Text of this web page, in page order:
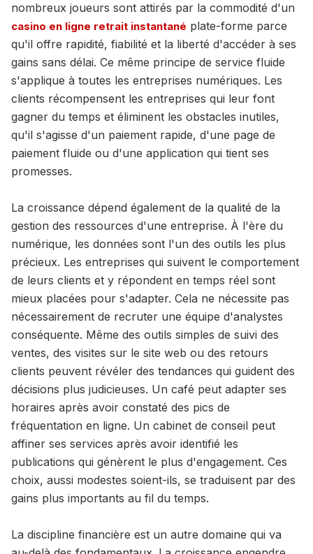
nombreux joueurs sont attirés par la commodité d'un
casino en ligne retrait instantané plate-forme parce
qu'il offre rapidité, fiabilité et la liberté d'accéder à ses
gains sans délai. Ce même principe de service fluide
s'applique à toutes les entreprises numériques. Les
clients récompensent les entreprises qui leur font
gagner du temps et éliminent les obstacles inutiles,
qu'il s'agisse d'un paiement rapide, d'une page de
paiement fluide ou d'une application qui tient ses
promesses.
La croissance dépend également de la qualité de la
gestion des ressources d'une entreprise. À l'ère du
numérique, les données sont l'un des outils les plus
précieux. Les entreprises qui suivent le comportement
de leurs clients et y répondent en temps réel sont
mieux placées pour s'adapter. Cela ne nécessite pas
nécessairement de recruter une équipe d'analystes
conséquente. Même des outils simples de suivi des
ventes, des visites sur le site web ou des retours
clients peuvent révéler des tendances qui guident des
décisions plus judicieuses. Un café peut adapter ses
horaires après avoir constaté des pics de
fréquentation en ligne. Un cabinet de conseil peut
affiner ses services après avoir identifié les
publications qui génèrent le plus d'engagement. Ces
choix, aussi modestes soient-ils, se traduisent par des
gains plus importants au fil du temps.
La discipline financière est un autre domaine qui va